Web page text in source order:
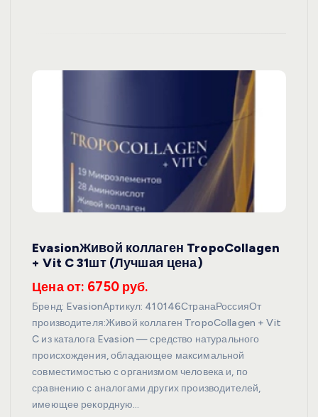
EvasionЖивой коллаген TropoCollagen
+ Vit C 31шт (Лучшая цена)
Цена от: 6750 руб.
Бренд: EvasionАртикул: 410146СтранаРоссияОт
производителя:Живой коллаген TropoCollagen + Vit
C из каталога Evasion — средство натурального
происхождения, обладающее максимальной
совместимостью с организмом человека и, по
сравнению с аналогами других производителей,
имеющее рекордную…